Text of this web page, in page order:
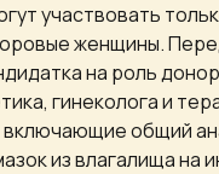
участвовать
женщины.
на роль
гинеколога и
включающие общий
из влагалища на